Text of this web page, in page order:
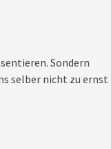
Sondern
selber nicht zu ernst